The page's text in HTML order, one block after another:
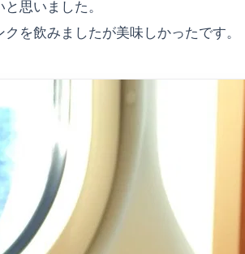
思いました。
を飲みましたが美味しかったです。